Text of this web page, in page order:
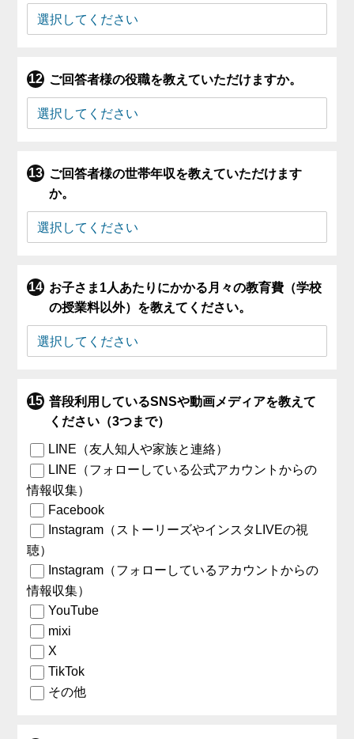
ご回答者様の役職を教えていただけますか。
ご回答者様の世帯年収を教えていただけます
か。
お子さま1人あたりにかかる月々の教育費（学校
の授業料以外）を教えてください。
普段利用しているSNSや動画メディアを教えて
ください（3つまで）
LINE（友人知人や家族と連絡）
LINE（フォローしている公式アカウントからの
情報収集）
Facebook
Instagram（ストーリーズやインスタLIVEの視
聴）
Instagram（フォローしているアカウントからの
情報収集）
YouTube
mixi
X
TikTok
その他